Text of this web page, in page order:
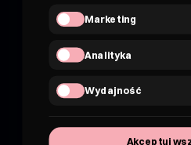
Marketing
Analityka
Wydajność
Akceptuj
Kontakt
Wywiady
Badania